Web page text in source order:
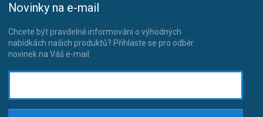
Novinky na e-mail
Chcete být pravdelně informováni o výhodných
nabídkách našich produktů? Přihlaste se pro odběr
novinek na Váš e-mail